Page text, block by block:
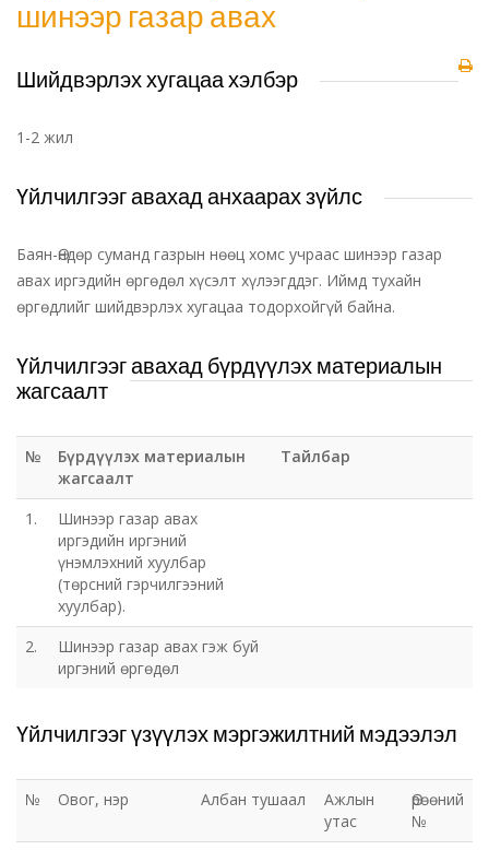
шинээр газар авах
Шийдвэрлэх хугацаа хэлбэр
1-2 жил
Үйлчилгээг авахад анхаарах зүйлс
Баян-Өндөр суманд газрын нөөц хомс учраас шинээр газар
авах иргэдийн өргөдөл хүсэлт хүлээгддэг. Иймд тухайн
өргөдлийг шийдвэрлэх хугацаа тодорхойгүй байна.
Үйлчилгээг авахад бүрдүүлэх материалын
жагсаалт
№
Бүрдүүлэх материалын
жагсаалт
Тайлбар
1.
Шинээр газар авах
иргэдийн иргэний
үнэмлэхний хуулбар
(төрсний гэрчилгээний
хуулбар).
2.
Шинээр газар авах гэж буй
иргэний өргөдөл
Үйлчилгээг үзүүлэх мэргэжилтний мэдээлэл
№ Овог, нэр Албан тушаал
Ажлын
утас
Өрөөний
№